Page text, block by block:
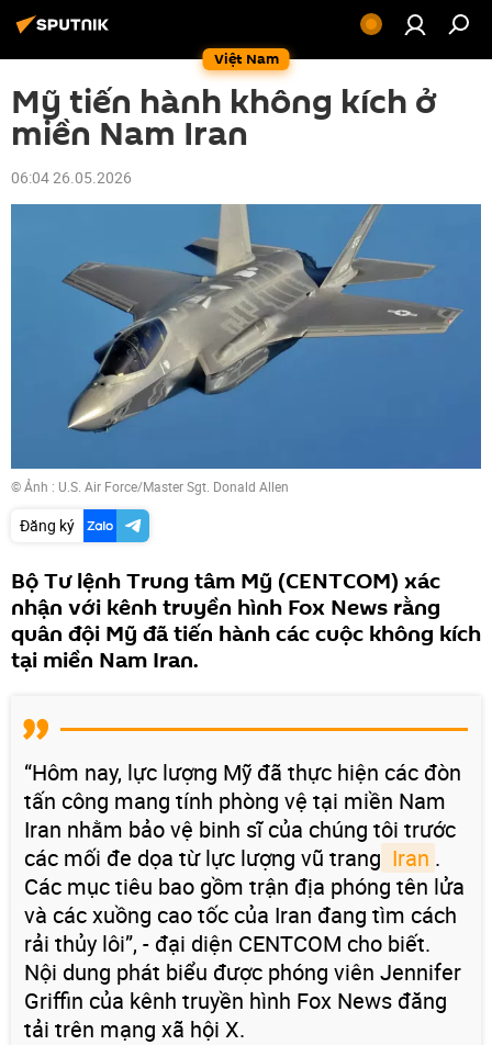
Việt Nam
Mỹ tiến hành không kích ở
miền Nam Iran
06:04 26.05.2026
© Ảnh : U.S. Air Force/Master Sgt. Donald Allen
Đăng ký
Bộ Tư lệnh Trung tâm Mỹ (CENTCOM) xác
nhận với kênh truyền hình Fox News rằng
quân đội Mỹ đã tiến hành các cuộc không kích
tại miền Nam Iran.
“Hôm nay, lực lượng Mỹ đã thực hiện các đòn
tấn công mang tính phòng vệ tại miền Nam
Iran nhằm bảo vệ binh sĩ của chúng tôi trước
các mối đe dọa từ lực lượng vũ trang Iran .
Các mục tiêu bao gồm trận địa phóng tên lửa
và các xuồng cao tốc của Iran đang tìm cách
rải thủy lôi”, - đại diện CENTCOM cho biết.
Nội dung phát biểu được phóng viên Jennifer
Griffin của kênh truyền hình Fox News đăng
tải trên mạng xã hội X.